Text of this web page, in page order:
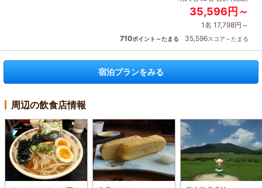
35,596円～
1名 17,798円～
710ポイント～たまる 35,596スコア～たまる
宿泊プランをみる
周辺の飲食店情報